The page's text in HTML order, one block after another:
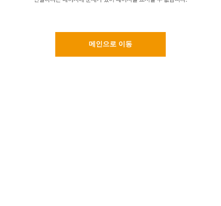
메인으로 이동